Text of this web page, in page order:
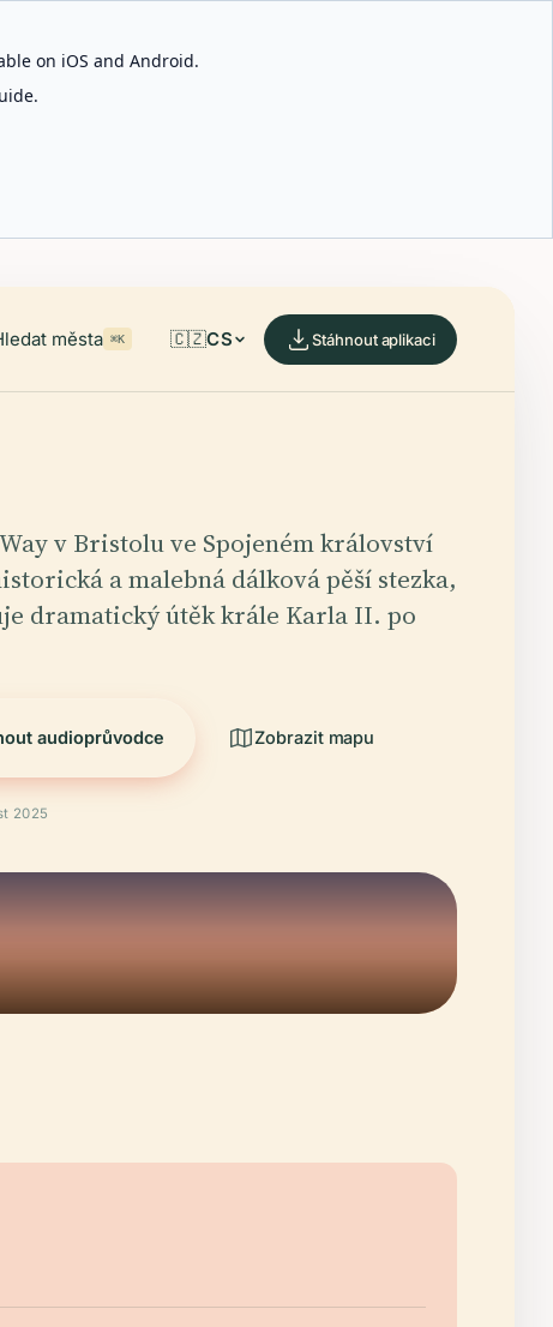
on iOS and Android.
města ⌘K 🇨🇿CS Stáhnout aplikaci
Way v Bristolu ve Spojeném království
a malebná dálková pěší stezka,
dramatický útěk krále Karla II. po
audioprůvodce Zobrazit mapu
2025